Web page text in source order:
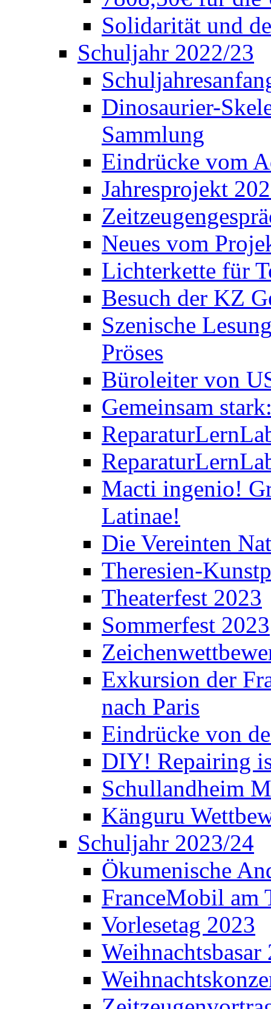
Solidarität und
Schuljahr 2022/23
Dinosaurier-
Sammlung
Eindrücke vom
Jahresprojekt
Neues vom
Lichterkette für
Besuch der KZ
Szenische
Pröses
Büroleiter von
Gemeinsam
Macti ingenio!
Latinae!
Die Vereinten
Theresien-
Theaterfest 2023
Sommerfest 2023
Exkursion der
nach Paris
Eindrücke von
DIY! Repairing
Schullandheim
Känguru
Schuljahr 2023/24
Ökumenische
FranceMobil am
Vorlesetag 2023
Weihnachtsbasar